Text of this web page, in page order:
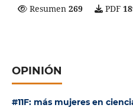
Resumen 269 PDF
OPINIÓN
#11F: más mujeres en